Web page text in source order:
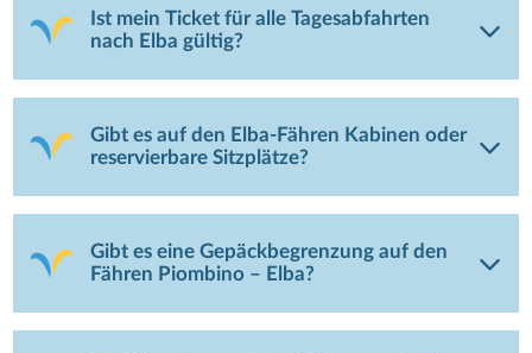
Ist mein Ticket für alle Tagesabfahrten
nach Elba gültig?
Gibt es auf den Elba-Fähren Kabinen oder
reservierbare Sitzplätze?
Gibt es eine Gepäckbegrenzung auf den
Fähren Piombino – Elba?